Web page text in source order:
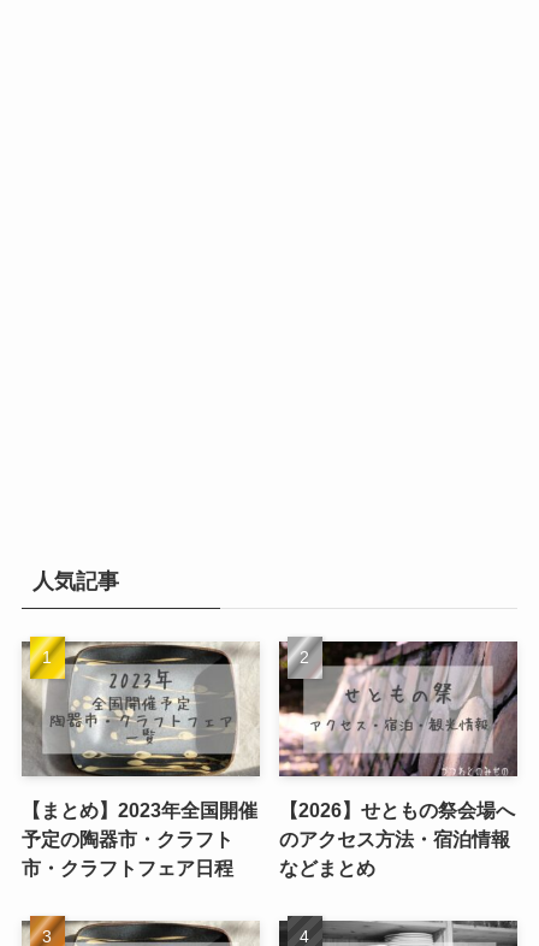
人気記事
【まとめ】2023年全国開催
予定の陶器市・クラフト
市・クラフトフェア日程
【2026】せともの祭会場へ
のアクセス方法・宿泊情報
などまとめ